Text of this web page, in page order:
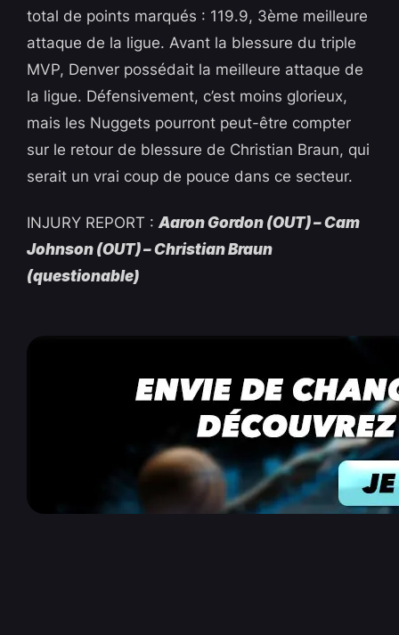
total de points marqués : 119.9, 3ème meilleure
attaque de la ligue. Avant la blessure du triple
MVP, Denver possédait la meilleure attaque de
la ligue. Défensivement, c’est moins glorieux,
mais les Nuggets pourront peut-être compter
sur le retour de blessure de Christian Braun, qui
serait un vrai coup de pouce dans ce secteur.
INJURY REPORT :Aaron Gordon (OUT) – Cam
Johnson (OUT) – Christian Braun
(questionable)